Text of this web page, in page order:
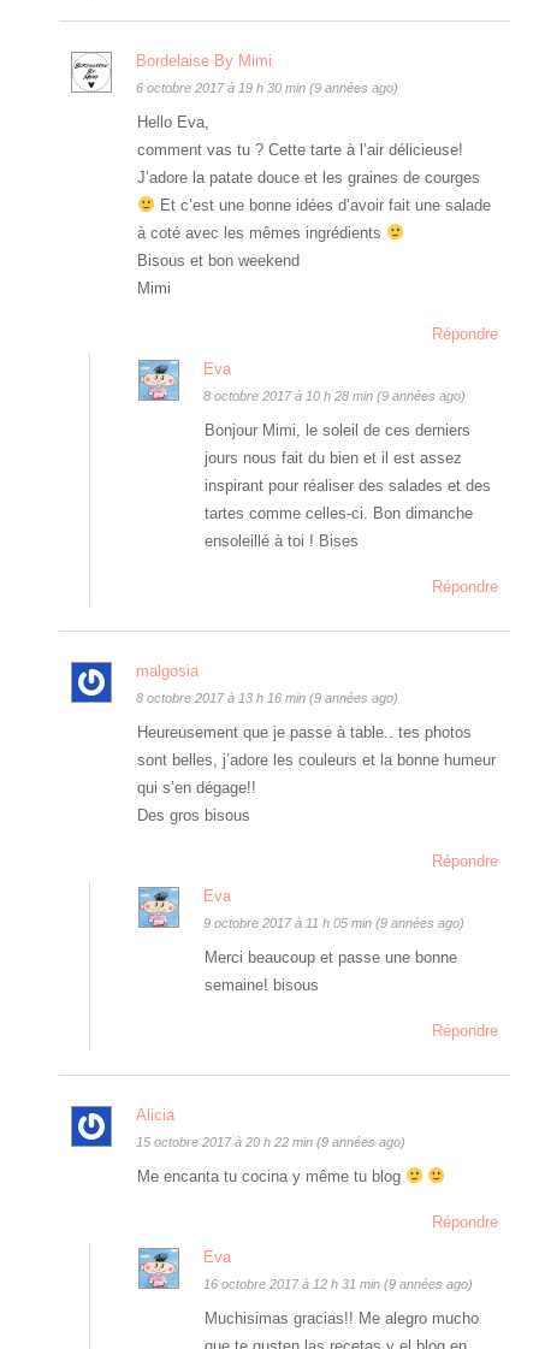
Bordelaise By Mimi
6 octobre 2017 à 19 h 30 min (9 années ago)
Hello Eva,
comment vas tu ? Cette tarte à l’air délicieuse!
J’adore la patate douce et les graines de courges
Et c’est une bonne idées d’avoir fait une salade
à coté avec les mêmes ingrédients
Bisous et bon weekend
Mimi
Répondre
Eva
8 octobre 2017 à 10 h 28 min (9 années ago)
Bonjour Mimi, le soleil de ces derniers
jours nous fait du bien et il est assez
inspirant pour réaliser des salades et des
tartes comme celles-ci. Bon dimanche
ensoleillé à toi ! Bises
Répondre
malgosia
8 octobre 2017 à 13 h 16 min (9 années ago)
Heureusement que je passe à table.. tes photos
sont belles, j’adore les couleurs et la bonne humeur
qui s’en dégage!!
Des gros bisous
Répondre
Eva
9 octobre 2017 à 11 h 05 min (9 années ago)
Merci beaucoup et passe une bonne
semaine! bisous
Répondre
Alicia
15 octobre 2017 à 20 h 22 min (9 années ago)
Me encanta tu cocina y même tu blog
Répondre
Eva
16 octobre 2017 à 12 h 31 min (9 années ago)
Muchisimas gracias!! Me alegro mucho